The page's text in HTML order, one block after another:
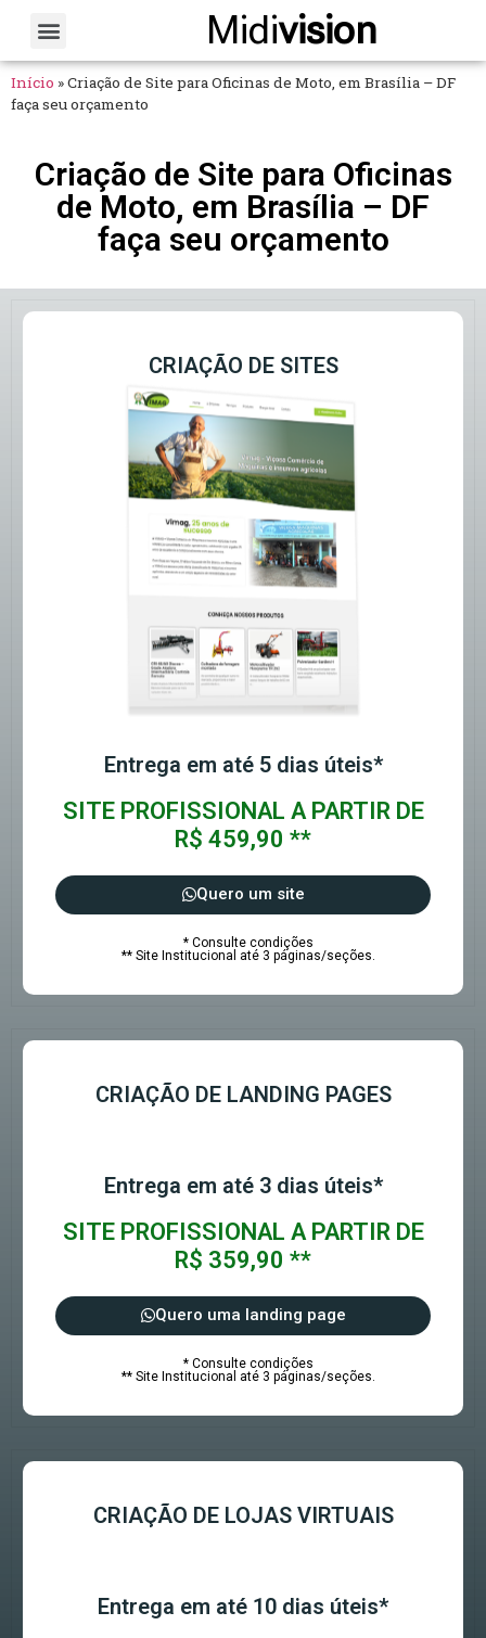
Midivision
Início »Criação de Site para Oficinas de Moto, em Brasília – DF
faça seu orçamento
Criação de Site para Oficinas
de Moto, em Brasília – DF
faça seu orçamento
CRIAÇÃO DE SITES
Entrega em até 5 dias úteis*
SITE PROFISSIONAL A PARTIR DE
R$ 459,90 **
Quero um site
* Consulte condições
** Site Institucional até 3 páginas/seções.
CRIAÇÃO DE LANDING PAGES
Entrega em até 3 dias úteis*
SITE PROFISSIONAL A PARTIR DE
R$ 359,90 **
Quero uma landing page
* Consulte condições
** Site Institucional até 3 páginas/seções.
CRIAÇÃO DE LOJAS VIRTUAIS
Entrega em até 10 dias úteis*